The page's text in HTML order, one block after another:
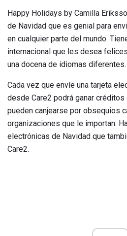
Happy Holidays by Camilla
de Navidad que es genial para
en cualquier parte del mundo.
internacional que les desea
una docena de idiomas diferentes.
Cada vez que envíe una tarjeta
desde Care2 podrá ganar
pueden canjearse por obsequios
organizaciones que le importan.
electrónicas de Navidad que
Care2.